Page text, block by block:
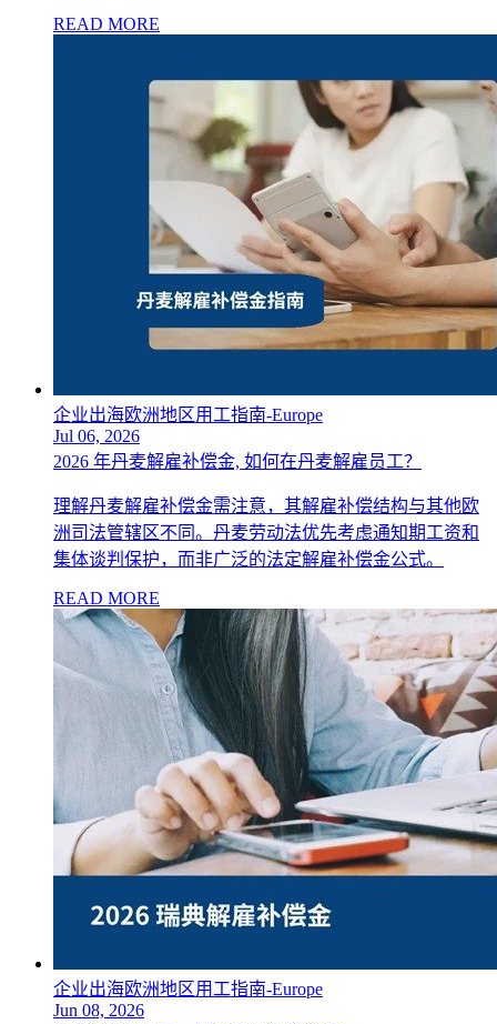
READ MORE
企业出海欧洲地区用工指南-Europe
Jul 06, 2026
2026 年丹麦解雇补偿金, 如何在丹麦解雇员工？
理解丹麦解雇补偿金需注意，其解雇补偿结构与其他欧
洲司法管辖区不同。丹麦劳动法优先考虑通知期工资和
集体谈判保护，而非广泛的法定解雇补偿金公式。
READ MORE
企业出海欧洲地区用工指南-Europe
Jun 08, 2026